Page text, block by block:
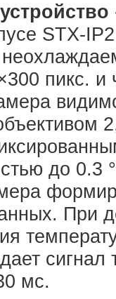
STX-
пикс. и
до 0.3
При
сигнал
мс.